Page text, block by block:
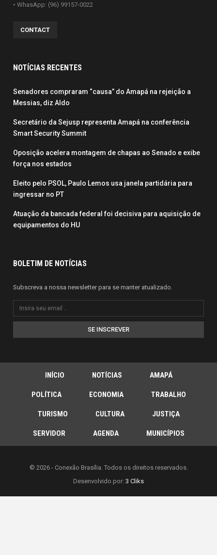
• WhasApp: (96) 99157-0022
CONTACT
NOTÍCIAS RECENTES
Senadores compraram “causa” do Amapá na rejeição a
Messias, diz Aldo
Secretário da Sejusp representa Amapá na conferência
Smart Security Summit
Oposição acelera montagem de chapas ao Senado e exibe
força nos estados
Eleito pelo PSOL, Paulo Lemos usa janela partidária para
ingressar no PT
Atuação da bancada federal foi decisiva para aquisição de
equipamentos do HU
BOLETIM DE NOTÍCIAS
Subscreva a nossa newsletter para se manter atualizado.
SE INSCREVER
INÍCIO NOTÍCIAS AMAPÁ
POLÍTICA ECONOMIA TRABALHO
TURISMO CULTURA JUSTIÇA
SERVIDOR AGENDA MUNICÍPIOS
© 2026 - Conexão Brasília. Todos os direitos reservados.
Desenvolvido por: 3 Cliks